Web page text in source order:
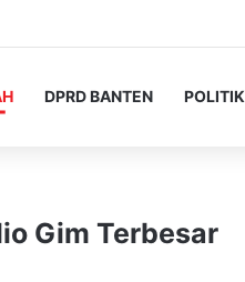
DPRD BANTEN POLITIK
Gim Terbesar